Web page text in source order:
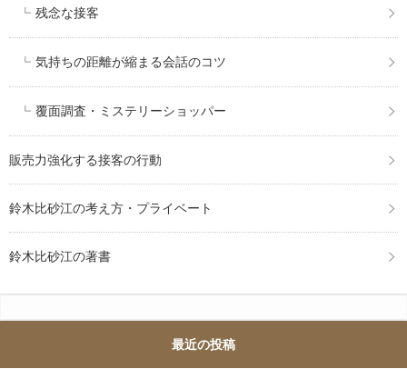
残念な接客
気持ちの距離が縮まる会話のコツ
覆面調査・ミステリーショッパー
販売力強化する接客の行動
鈴木比砂江の考え方・プライベート
鈴木比砂江の著書
最近の投稿